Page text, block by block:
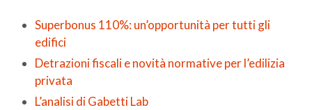
Superbonus 110%: un’opportunità per tutti gli
edifici
Detrazioni fiscali e novità normative per l’edilizia
privata
L’analisi di Gabetti Lab